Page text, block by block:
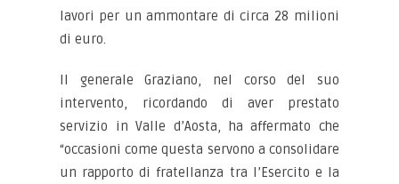
lavori per un ammontare di circa 28 milioni
di euro.
Il generale Graziano, nel corso del suo
intervento, ricordando di aver prestato
servizio in Valle d’Aosta, ha affermato che
“occasioni come questa servono a consolidare
un rapporto di fratellanza tra l’Esercito e la